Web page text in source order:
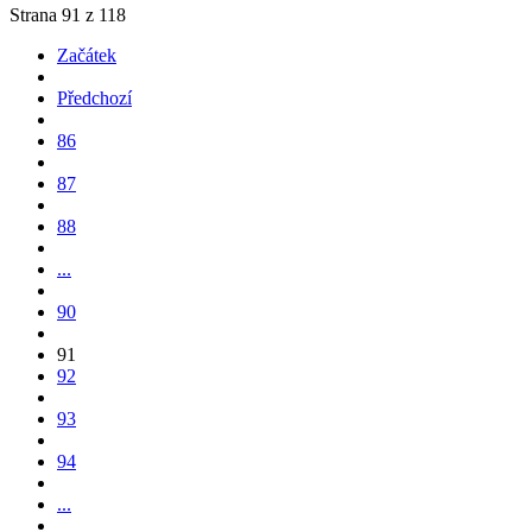
Strana 91 z 118
Začátek
Předchozí
86
87
88
...
90
91
92
93
94
...